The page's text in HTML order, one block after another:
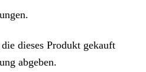
dieses Produkt gekauft
abgeben.